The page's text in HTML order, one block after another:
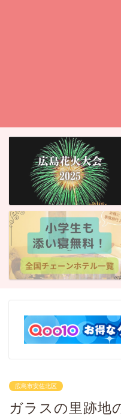
広島市安佐北区
ガラスの里跡地